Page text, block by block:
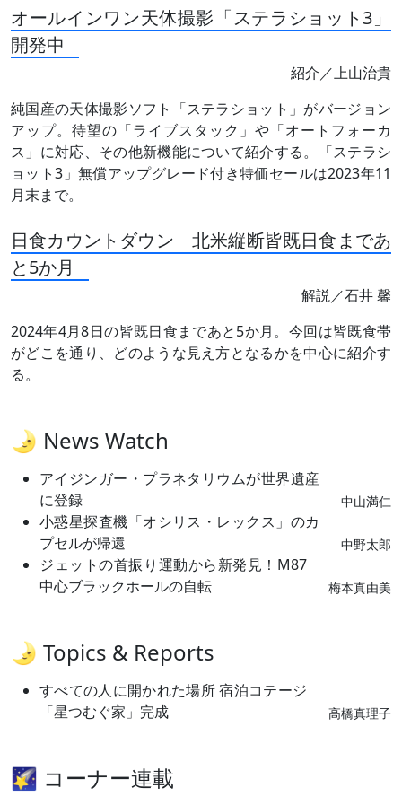
オールインワン天体撮影「ステラショット3」
開発中
紹介／上山治貴
純国産の天体撮影ソフト「ステラショット」がバージョン
アップ。待望の「ライブスタック」や「オートフォーカ
ス」に対応、その他新機能について紹介する。「ステラシ
ョット3」無償アップグレード付き特価セールは2023年11
月末まで。
日食カウントダウン 北米縦断皆既日食まであ
と5か月
解説／石井 馨
2024年4月8日の皆既日食まであと5か月。今回は皆既食帯
がどこを通り、どのような見え方となるかを中心に紹介す
る。
🌛 News Watch
アイジンガー・プラネタリウムが世界遺産
に登録
中山満仁
小惑星探査機「オシリス・レックス」のカ
プセルが帰還
中野太郎
ジェットの首振り運動から新発見！M87
中心ブラックホールの自転
梅本真由美
🌛 Topics & Reports
すべての人に開かれた場所 宿泊コテージ
「星つむぐ家」完成
高橋真理子
🌠 コーナー連載